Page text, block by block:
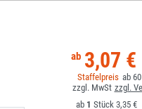
3,07 €
60
1
3,35 €